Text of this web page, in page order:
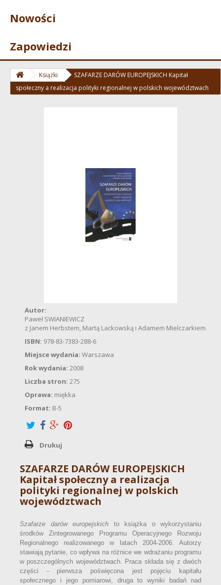
Nowości
Zapowiedzi
Książki
SZAFARZE DARÓW EUROPEJSKICH Kapitał
społeczny a realizacja polityki regionalnej w polskich województwach
Autor:
Paweł SWIANIEWICZ
z Janem Herbstem, Martą Lackowską i Adamem Mielczarkiem
ISBN: 978-83-7383-288-6
Miejsce wydania: Warszawa
Rok wydania: 2008
Liczba stron: 275
Oprawa: miękka
Format: B-5
Drukuj
SZAFARZE DARÓW EUROPEJSKICH
Kapitał społeczny a realizacja
polityki regionalnej w polskich
województwach
Szafarze darów europejskich to książka o wykorzystaniu
środków Zintegrowanego Programu Operacyjnego Rozwoju
Regionalnego realizowanego w latach 2004-2006. Autorzy
stawiają pytanie, co wpływa na różnice we wdrażaniu programu
w poszczególnych województwach. Praca składa się z dwóch
części - pierwsza poświęcona jest pojęciu kapitału
społecznego i jego pomiarowi, druga to wyniki badań nad